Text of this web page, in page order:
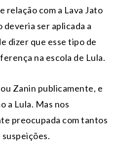
relação com a Lava Jato
deveria ser aplicada a
dizer que esse tipo de
na escola de Lula.
Zanin publicamente, e
a Lula. Mas nos
preocupada com tantos